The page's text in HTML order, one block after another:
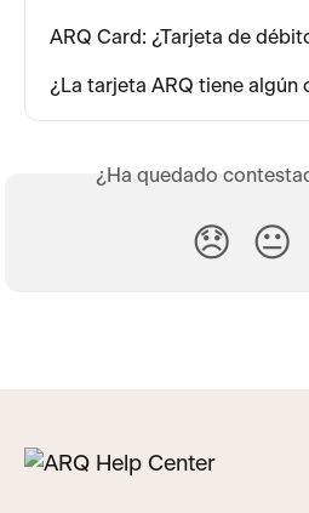
ARQ Card: ¿Tarjeta de
¿La tarjeta ARQ tiene algún
¿Ha quedado
😞 😐